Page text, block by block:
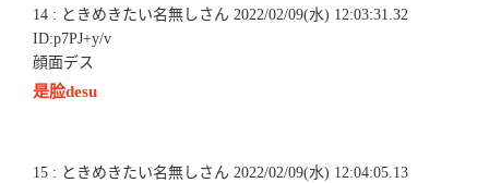
14 : ときめきたい名無しさん 2022/02/09(水) 12:03:31.32
ID:p7PJ+y/v
顔面デス
是脸desu
15 : ときめきたい名無しさん 2022/02/09(水) 12:04:05.13